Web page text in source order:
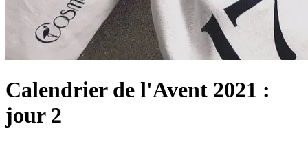
Calendrier de l'Avent 2021 :
jour 2